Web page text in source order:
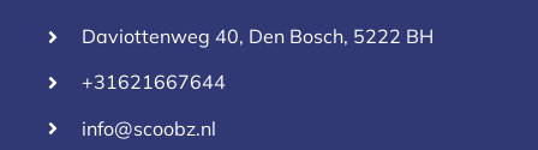
Daviottenweg 40, Den Bosch, 5222 BH
+31621667644
info@scoobz.nl